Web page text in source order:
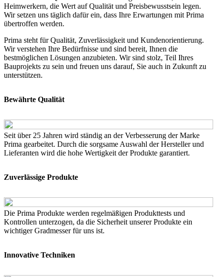
Heimwerkern, die Wert auf Qualität und Preisbewusstsein legen.
Wir setzen uns täglich dafür ein, dass Ihre Erwartungen mit Prima
übertroffen werden.
Prima steht für Qualität, Zuverlässigkeit und Kundenorientierung.
Wir verstehen Ihre Bedürfnisse und sind bereit, Ihnen die
bestmöglichen Lösungen anzubieten. Wir sind stolz, Teil Ihres
Bauprojekts zu sein und freuen uns darauf, Sie auch in Zukunft zu
unterstützen.­­
Bewährte Qualität
Seit über 25 Jahren wird ständig an der Verbesserung der Marke
Prima gearbeitet. Durch die sorgsame Auswahl der Hersteller und
Lieferanten wird die hohe Wertigkeit der Produkte garantiert.
Zuverlässige Produkte
Die Prima Produkte werden regelmäßigen Produkttests und
Kontrollen unterzogen, da die Sicherheit unserer Produkte ein
wichtiger Gradmesser für uns ist.
Innovative Techniken